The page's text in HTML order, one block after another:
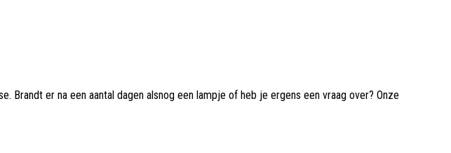
er na een aantal dagen alsnog een lampje of heb je ergens een vraag over? Onze